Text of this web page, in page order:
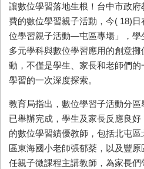
讓數位學習落地生根！台中市政
費的數位學習親子活動，今( 18)
位學習親子活動—屯區專場」，學
多元學科與數位學習應用的創意
動，不僅是學生、家長和老師們
學習的一次深度探索。
教育局指出，數位學習子活動分
已舉辦完成，學生及家長反應良
的數位學習績優教師，包括北屯
區東海國小老師張郁棻，以及豐
任親子微課程主講教師，為家長